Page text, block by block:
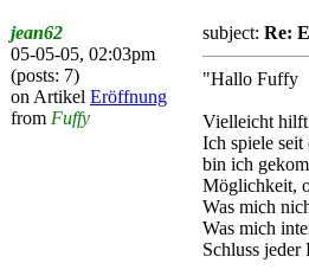
jean62
05-05-05, 02:03pm
(posts: 7)
on Artikel Eröffnung
from Fuffy
subject: Re:
"Hallo Fuffy
Vielleicht hilft
Ich spiele
bin ich
Möglichkeit,
Was mich
Was mich
Schluss